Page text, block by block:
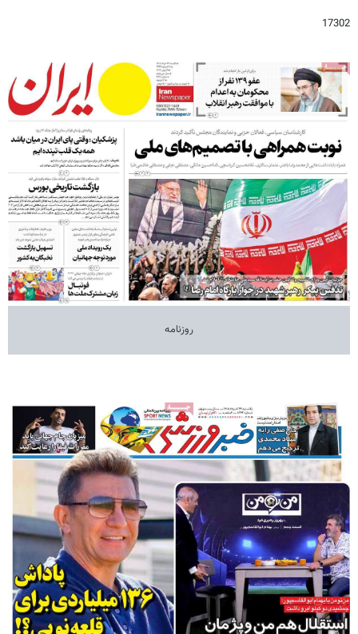
17302
روزنامه